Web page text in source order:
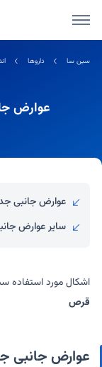
سین سا داروها
عوارض
عوارض جانبی
سایر عوارض
اشکال مورد استفاده
قرص
عوارض جانبی